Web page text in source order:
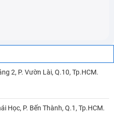
2, P. Vườn Lài, Q.10, Tp.HCM.
Học, P. Bến Thành, Q.1, Tp.HCM.